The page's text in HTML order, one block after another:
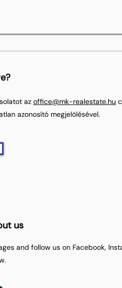
az office@mk-realestate.hu
azonosító megjelölésével.
us
and follow us on Facebook,